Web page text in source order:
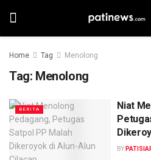
Home Tag Menolong
Tag: Menolong
BERITA
Niat
BY